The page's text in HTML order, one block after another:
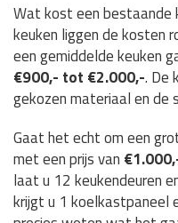
Wat kost een bestaande
keuken liggen de kosten
een gemiddelde keuken
€900,- tot €2.000,-. De
gekozen materiaal en de
Gaat het echt om een
met een prijs van
laat u 12 keukendeuren
krijgt u 1 koelkastpaneel